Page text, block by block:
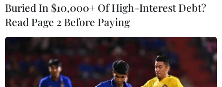
Buried In $10,000+ Of High-Interest Debt?
Read Page 2 Before Paying